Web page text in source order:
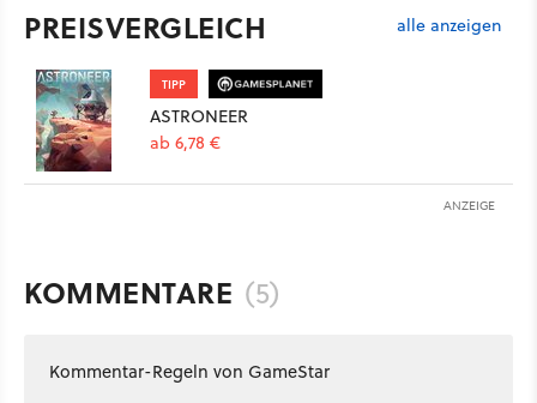
PREISVERGLEICH alle anzeigen
TIPP
ASTRONEER
ab 6,78 €
ANZEIGE
KOMMENTARE (5)
Kommentar-Regeln von GameStar